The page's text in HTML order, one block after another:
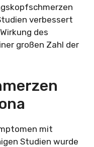
verbessert
des
großen Zahl der
mit
Studien wurde